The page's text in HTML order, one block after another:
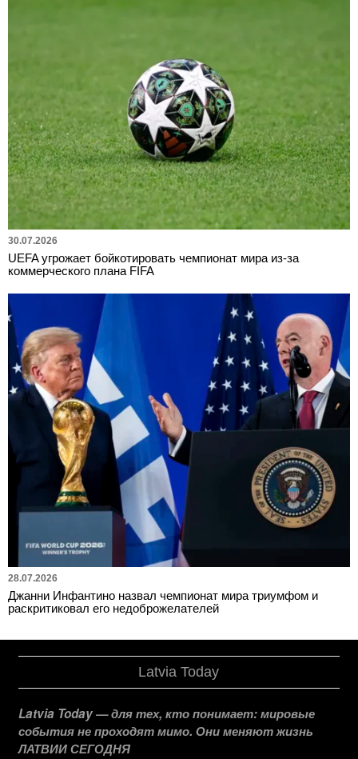
30.07.2026
UEFA угрожает бойкотировать чемпионат мира из-за
коммерческого плана FIFA
28.07.2026
Джанни Инфантино назвал чемпионат мира триумфом и
раскритиковал его недоброжелателей
Latvia Today
Latvia Today — для тех, кто понимает: мировые
события не проходят мимо. Они меняют жизнь
ЛАТВИИ СЕГОДНЯ